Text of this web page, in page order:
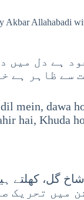
ہے دل میں
سے ظاہر ہے
mein, dawa
hai, Khuda
گل، کھلتے
میں تحریک